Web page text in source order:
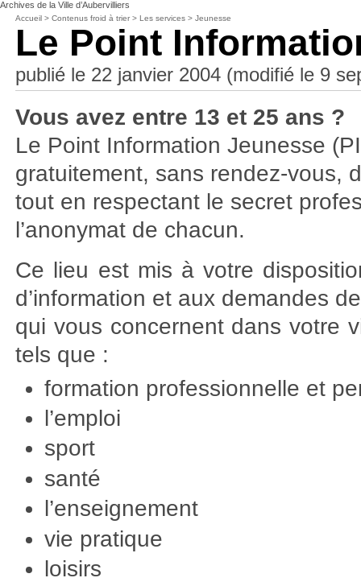
Archives de la Ville d’Aubervilliers
Accueil >Contenus froid à trier >Les services >Jeunesse
Le Point
publié le 22 janvier 2004 (modifié le 9
Vous avez entre 13 et 25 ans ?
Le Point Information Jeunesse
gratuitement, sans rendez-vous,
tout en respectant le secret
l’anonymat de chacun.
Ce lieu est mis à votre
d’information et aux demandes
qui vous concernent dans votre
tels que :
formation professionnelle et
l’emploi
sport
santé
l’enseignement
vie pratique
loisirs